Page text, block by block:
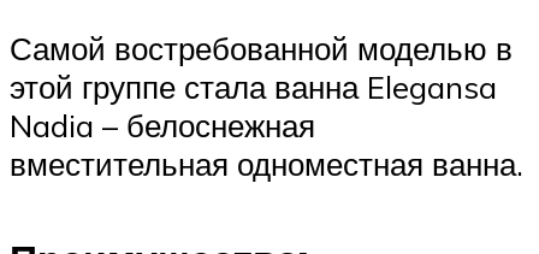
Самой востребованной моделью в
этой группе стала ванна Elegansa
Nadia – белоснежная
вместительная одноместная ванна.